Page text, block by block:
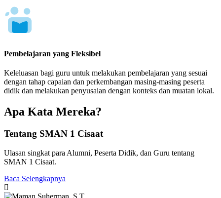
Pembelajaran yang Fleksibel
Keleluasan bagi guru untuk melakukan pembelajaran yang sesuai
dengan tahap capaian dan perkembangan masing-masing peserta
didik dan melakukan penyusaian dengan konteks dan muatan lokal.
Apa Kata Mereka?
Tentang SMAN 1 Cisaat
Ulasan singkat para Alumni, Peserta Didik, dan Guru tentang
SMAN 1 Cisaat.
Baca Selengkapnya